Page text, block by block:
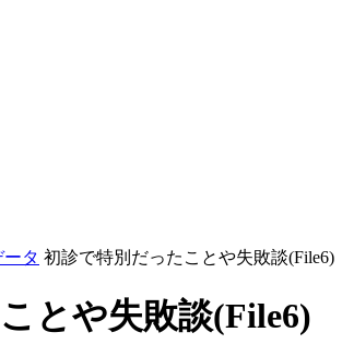
タ 初診で特別だったことや失敗談(File6)
とや失敗談(File6)